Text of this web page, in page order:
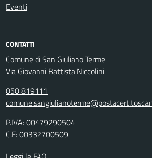
Eventi
CONTATTI
Comune di San Giuliano Terme
Via Giovanni Battista Niccolini
050 819111
P.IVA: 00479290504
C.F: 00332700509